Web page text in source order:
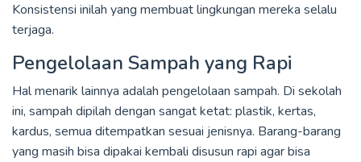
Konsistensi inilah yang membuat lingkungan mereka selalu
terjaga.
Pengelolaan Sampah yang Rapi
Hal menarik lainnya adalah pengelolaan sampah. Di sekolah
ini, sampah dipilah dengan sangat ketat: plastik, kertas,
kardus, semua ditempatkan sesuai jenisnya. Barang-barang
yang masih bisa dipakai kembali disusun rapi agar bisa